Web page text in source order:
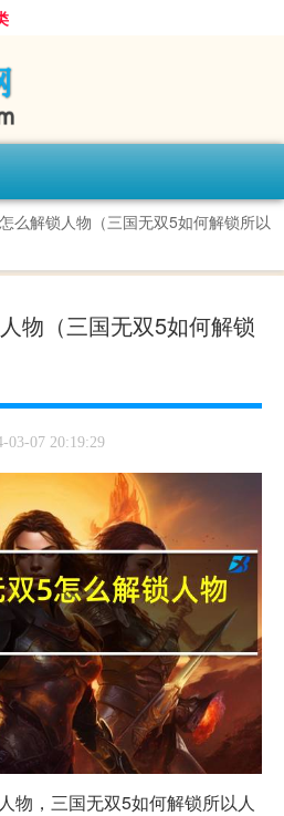
么解锁人物（三国无双5如何解锁所以
物（三国无双5如何解锁
03-07 20:19:29
物，三国无双5如何解锁所以人